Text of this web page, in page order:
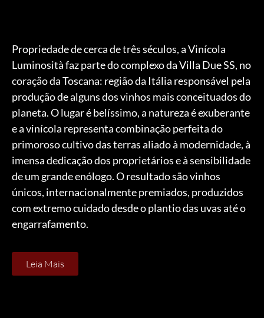
Propriedade de cerca de três séculos, a Vinícola
Luminosità faz parte do complexo da Villa Due SS, no
coração da Toscana: região da Itália responsável pela
produção de alguns dos vinhos mais conceituados do
planeta. O lugar é belíssimo, a natureza é exuberante
e a vinícola representa combinação perfeita do
primoroso cultivo das terras aliado à modernidade, à
imensa dedicação dos proprietários e à sensibilidade
de um grande enólogo. O resultado são vinhos
únicos, internacionalmente premiados, produzidos
com extremo cuidado desde o plantio das uvas até o
engarrafamento.
Leia Mais